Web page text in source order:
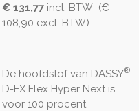
€ 131,77 incl. BTW (€
108,90 excl. BTW)
De hoofdstof van DASSY®
D-FX Flex Hyper Next is
voor 100 procent